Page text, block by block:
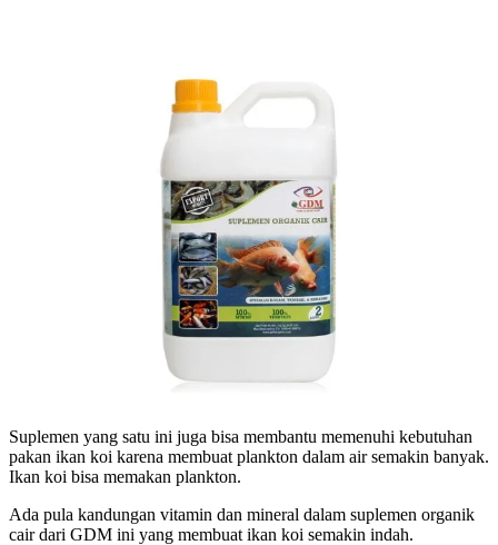
Suplemen yang satu ini juga bisa membantu memenuhi kebutuhan
pakan ikan koi karena membuat plankton dalam air semakin banyak.
Ikan koi bisa memakan plankton.
Ada pula kandungan vitamin dan mineral dalam suplemen organik
cair dari GDM ini yang membuat ikan koi semakin indah.